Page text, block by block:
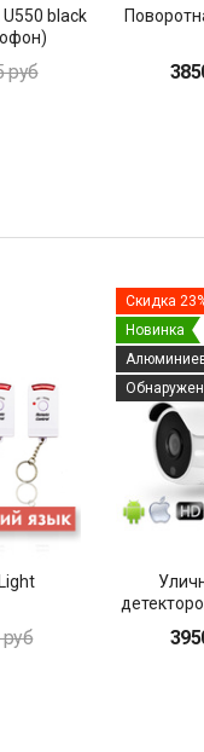
black
руб
Скидка
Новинка